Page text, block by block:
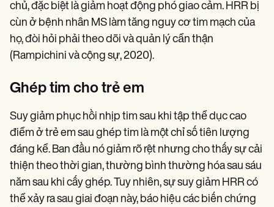
chủ, đặc biệt là giảm hoạt động phó giao cảm. HRR bị
cùn ở bệnh nhân MS làm tăng nguy cơ tim mạch của
họ, đòi hỏi phải theo dõi và quản lý cẩn thận
(Rampichini và cộng sự, 2020).
Ghép tim cho trẻ em
Suy giảm phục hồi nhịp tim sau khi tập thể dục cao
điểm ở trẻ em sau ghép tim là một chỉ số tiên lượng
đáng kể. Ban đầu nó giảm rõ rệt nhưng cho thấy sự cải
thiện theo thời gian, thường bình thường hóa sau sáu
năm sau khi cấy ghép. Tuy nhiên, sự suy giảm HRR có
thể xảy ra sau giai đoạn này, báo hiệu các biến chứng